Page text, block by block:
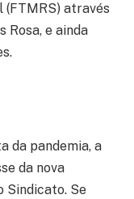
(FTMRS) através
Rosa, e ainda
da pandemia, a
da nova
Sindicato. Se